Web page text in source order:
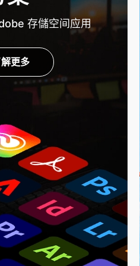
存儲空间应用
更多